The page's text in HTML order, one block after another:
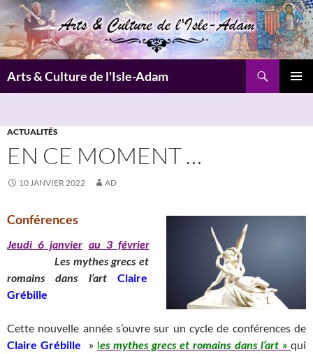
Aller
au
contenu
Arts & Culture de l'Isle-Adam
ACTUALITÉS
EN CE MOMENT …
10 JANVIER 2022 AD
Conférences
Jeudi 6 janvier au 3 février
Les mythes grecs et
romains dans l’art Claire
Grébille
Cette nouvelle année s’ouvre sur un cycle de conférences de
Claire Grébille » les mythes grecs et romains dans l’art » qui